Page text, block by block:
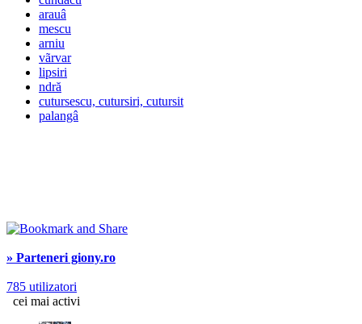
arauâ
mescu
arniu
vãrvar
lipsiri
ndră
cutursescu, cutursiri, cutursit
palangâ
» Parteneri giony.ro
785 utilizatori
cei mai activi